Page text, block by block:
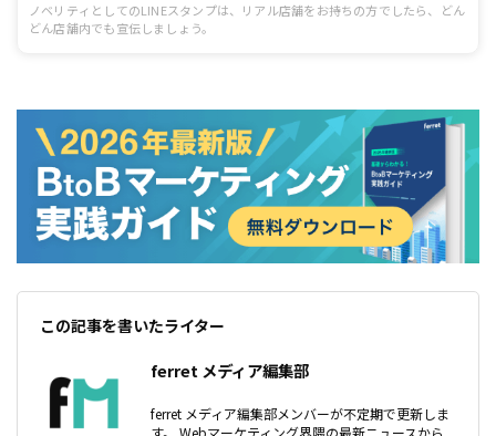
ノベリティとしてのLINEスタンプは、リアル店舗をお持ちの方でしたら、どん
どん店舗内でも宣伝しましょう。
この記事を書いたライター
ferret メディア編集部
ferret メディア編集部メンバーが不定期で更新しま